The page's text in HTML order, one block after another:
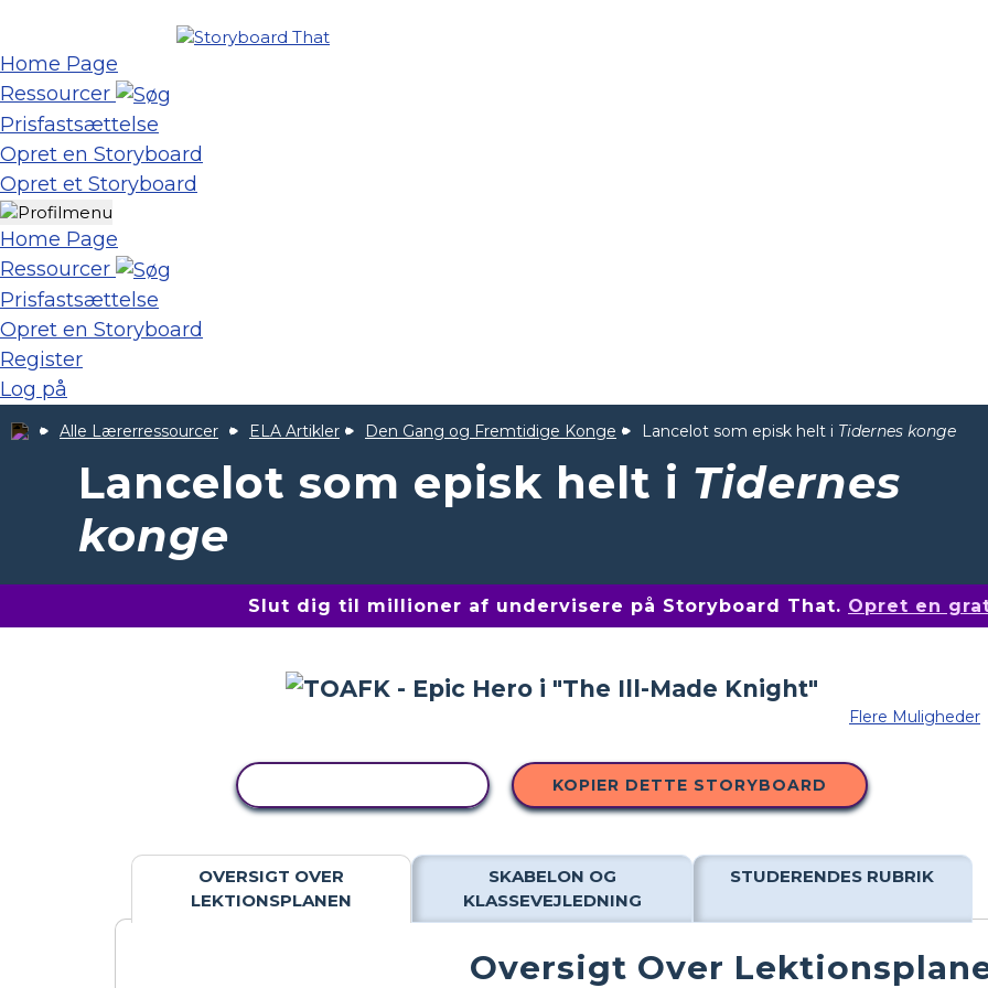
Home Page
Ressourcer
Prisfastsættelse
Opret en Storyboard
Opret et Storyboard
Home Page
Ressourcer
Prisfastsættelse
Opret en Storyboard
Register
Log på
Alle Lærerressourcer ELA Artikler Den Gang og Fremtidige Konge Lancelot som episk helt i Tidernes konge
Lancelot som episk helt i Tidernes
konge
Slut dig til millioner af undervisere på Storyboard That. Opret en
Flere Muligheder
KOPIER DETTE STORYBOARD
OVERSIGT OVER
LEKTIONSPLANEN
SKABELON OG
KLASSEVEJLEDNING
STUDERENDES RUBRIK
Oversigt Over